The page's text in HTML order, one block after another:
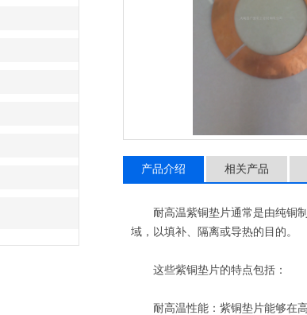
产品介绍 相关产品
耐高温紫铜垫片通常是由纯铜制
域，以填补、隔离或导热的目的。
这些紫铜垫片的特点包括：
耐高温性能：紫铜垫片能够在高